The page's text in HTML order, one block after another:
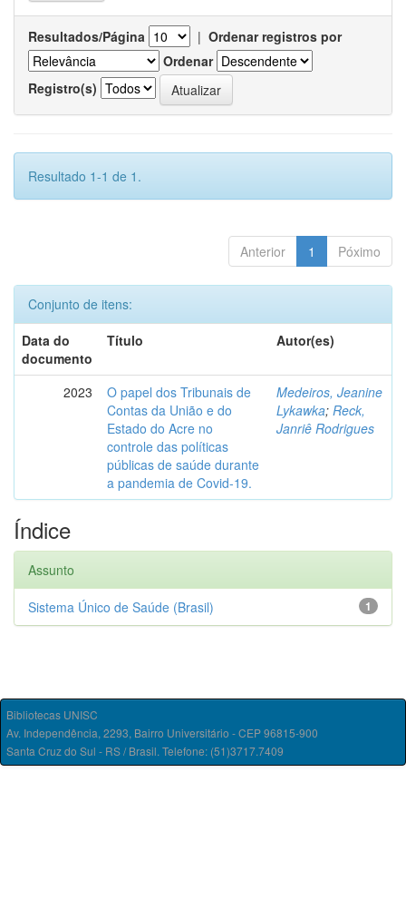
Resultados/Página | Ordenar registros por
Ordenar
Registro(s)
Resultado 1-1 de 1.
Anterior 1 Póximo
Conjunto de itens:
Data do
documento
Título Autor(es)
2023
O papel dos Tribunais de
Contas da União e do
Estado do Acre no
controle das políticas
públicas de saúde durante
a pandemia de Covid-19.
Medeiros, Jeanine
Lykawka; Reck,
Janriê Rodrigues
Índice
Assunto
1
Sistema Único de Saúde (Brasil)
Bibliotecas UNISC
Av. Independência, 2293, Bairro Universitário - CEP 96815-900
Santa Cruz do Sul - RS / Brasil. Telefone: (51)3717.7409